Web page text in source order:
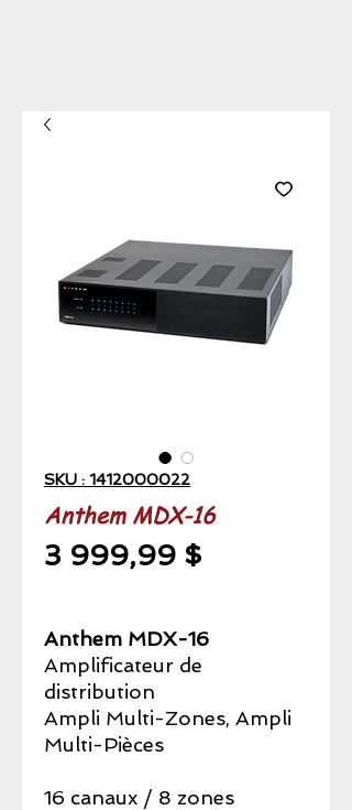
SKU : 1412000022
Anthem MDX-16
3 999,99 $
Anthem MDX-16
Amplificateur de
distribution
Ampli Multi-Zones, Ampli
Multi-Pièces
16 canaux / 8 zones